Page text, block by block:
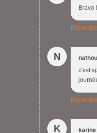
Bravo
Répondre
N
c'est
Répondre
K
karine